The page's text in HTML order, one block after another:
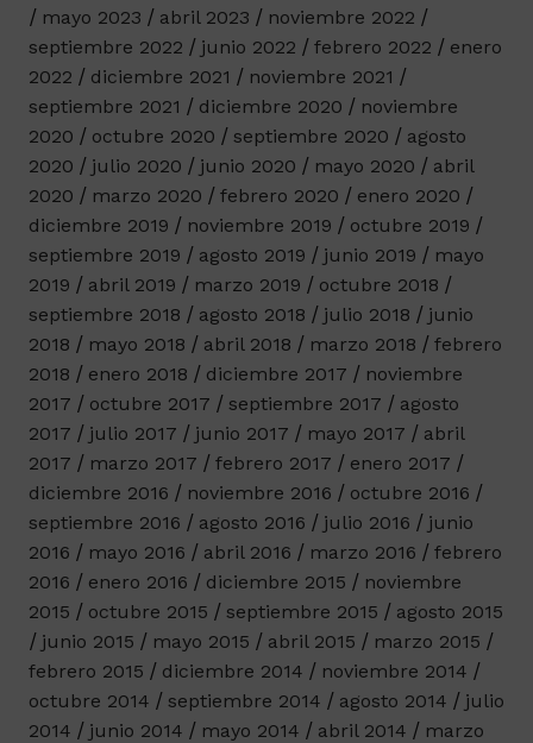
mayo 2023
abril 2023
noviembre 2022
septiembre 2022
junio 2022 febrero 2022
enero
2022
diciembre 2021
noviembre 2021
septiembre 2021
diciembre 2020
noviembre
2020
octubre 2020 septiembre 2020
agosto
2020
julio 2020 junio 2020 mayo 2020
abril
2020
marzo 2020 febrero 2020
enero 2020
diciembre 2019
noviembre 2019
octubre 2019
septiembre 2019
agosto 2019 junio 2019
mayo
2019
abril 2019 marzo 2019
octubre 2018
septiembre 2018
agosto 2018 julio 2018
junio
2018
mayo 2018 abril 2018 marzo 2018
febrero
2018
enero 2018 diciembre 2017
noviembre
2017
octubre 2017 septiembre 2017
agosto
2017
julio 2017 junio 2017 mayo 2017
abril
2017
marzo 2017 febrero 2017
enero 2017
diciembre 2016
noviembre 2016
octubre 2016
septiembre 2016
agosto 2016 julio 2016
junio
2016
mayo 2016 abril 2016 marzo 2016
febrero
2016
enero 2016 diciembre 2015
noviembre
2015
octubre 2015 septiembre 2015
agosto 2015
junio 2015
mayo 2015 abril 2015
marzo 2015
febrero 2015
diciembre 2014
noviembre 2014
octubre 2014
septiembre 2014 agosto 2014
julio
2014
junio 2014 mayo 2014 abril 2014
marzo